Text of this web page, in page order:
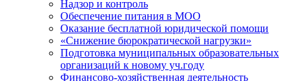
Надзор и контроль
Обеспечение питания в МОО
Оказание бесплатной юридической помощи
«Снижение бюрократической нагрузки»
Подготовка муниципальных образовательных
организаций к новому уч.году
Финансово-хозяйственная деятельность